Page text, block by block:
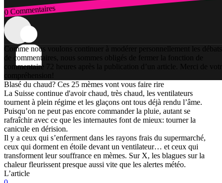
0 Commentaires
Connexion
Comme nous voulons continuer à modérer personnellement les débats
de commentaires, nous sommes obligés de fermer la fonction de
commentaire 72 heures après la publication d’un article. Merci de
compréhension!
Blasé du chaud? Ces 25 mèmes vont vous faire rire
La Suisse continue d'avoir chaud, très chaud, les ventilateurs
tournent à plein régime et les glaçons ont tous déjà rendu l’âme.
Puisqu’on ne peut pas encore commander la pluie, autant se
rafraîchir avec ce que les internautes font de mieux: tourner la
canicule en dérision.
Il y a ceux qui s’enferment dans les rayons frais du supermarché,
ceux qui dorment en étoile devant un ventilateur… et ceux qui
transforment leur souffrance en mèmes. Sur X, les blagues sur la
chaleur fleurissent presque aussi vite que les alertes météo.
L’article